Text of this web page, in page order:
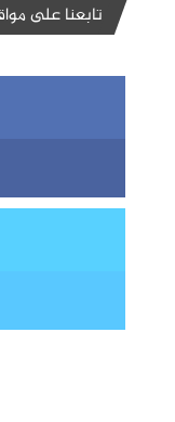
تابعنا على